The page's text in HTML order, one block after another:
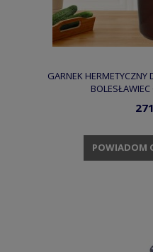
GARNEK HERMETYCZNY
POWIADOM